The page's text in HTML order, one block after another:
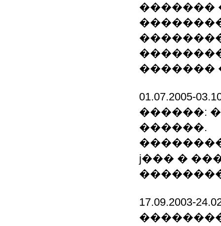
�������
�������
01.07.2005-
������:
������.
ϳ��� �
17.09.2003-